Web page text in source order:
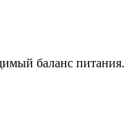
баланс